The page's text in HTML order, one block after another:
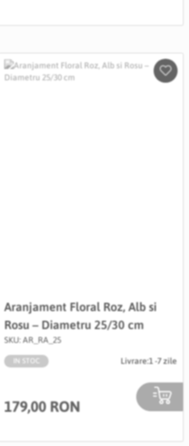
Aranjament Floral Roz, Alb si
Rosu – Diametru 25/30 cm
SKU: AR_RA_25
IN STOC Livrare:1 -7 zile
179,00 RON